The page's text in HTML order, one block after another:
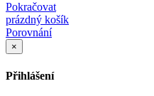
Pokračovat
prázdný košík
Porovnání
×
Přihlášení